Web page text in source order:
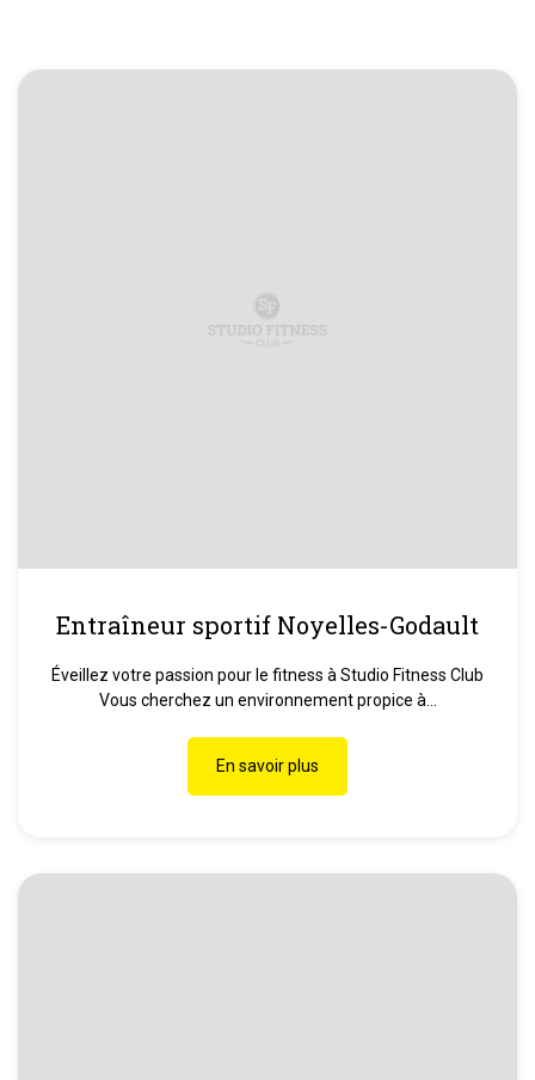
Entraîneur sportif Noyelles-Godault
Éveillez votre passion pour le fitness à Studio Fitness Club
Vous cherchez un environnement propice à...
En savoir plus